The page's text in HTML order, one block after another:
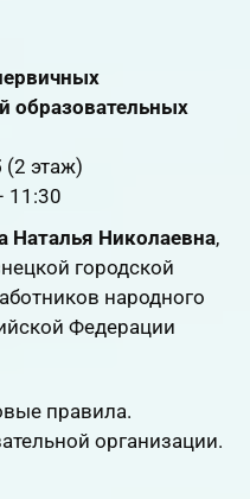
образовательных
(2 этаж)
11:30
Наталья Николаевна,
городской
народного
Федерации
правила.
организации.